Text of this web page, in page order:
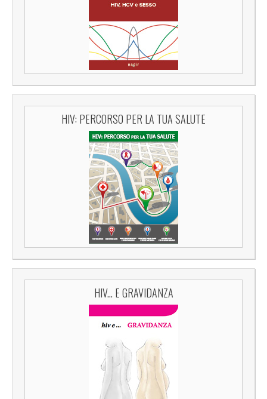
HIV: PERCORSO PER LA TUA SALUTE
HIV... E GRAVIDANZA